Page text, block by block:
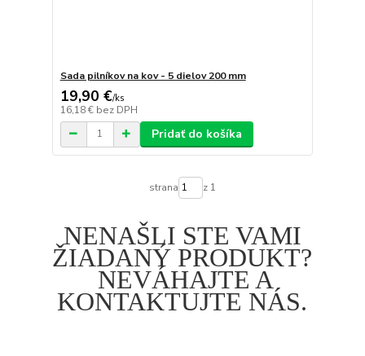
Sada pilníkov na kov - 5 dielov 200 mm
19,90 €/ks
16,18 € bez DPH
Pridať do košíka
strana z 1
NENAŠLI STE VAMI
ŽIADANÝ PRODUKT?
NEVÁHAJTE A
KONTAKTUJTE NÁS.